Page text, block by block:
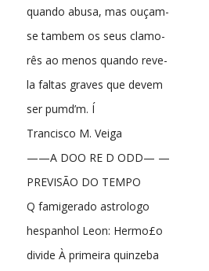
quando abusa, mas ouçam-
se tambem os seus clamo-
rês ao menos quando reve-
la faltas graves que devem
ser pumd’m. Í
Trancisco M. Veiga
——A DOO RE D ODD— —
PREVISÃO DO TEMPO
Q famigerado astrologo
hespanhol Leon: Hermo£o
divide À primeira quinzeba